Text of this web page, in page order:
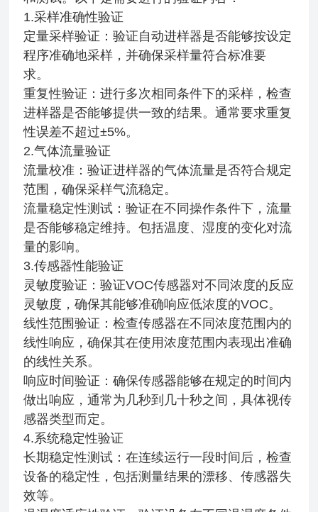
1.采样准确性验证
定量采样验证：验证自动进样器是否能够按设定
程序准确地采样，并确保采样量符合标准要
求。
重复性验证：进行多次相同条件下的采样，检查
进样器是否能够提供一致的结果。通常要求重复
性误差不超过±5%。
2.气体流量验证
流量校准：验证进样器的气体流量是否符合规定
范围，确保采样气流稳定。
流量稳定性测试：验证在不同操作条件下，流量
是否能够稳定维持。包括温度、湿度的变化对流
量的影响。
3.传感器性能验证
灵敏度验证：验证VOC传感器对不同浓度的反应
灵敏度，确保其能够准确响应低浓度的VOC。
线性范围验证：检查传感器在不同浓度范围内的
线性响应，确保其在使用浓度范围内表现出准确
的线性关系。
响应时间验证：确保传感器能够在规定的时间内
做出响应，通常为几秒到几十秒之间，具体视传
感器类型而定。
4.系统稳定性验证
长期稳定性测试：在连续运行一段时间后，检查
设备的稳定性，包括测量结果的漂移、传感器失
效等。